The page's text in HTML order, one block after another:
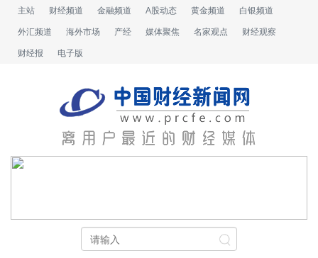
主站 财经频道 金融频道 A股动态 黄金频道 白银频道
外汇频道 海外市场 产经 媒体聚焦 名家观点 财经观察
财经报 电子版